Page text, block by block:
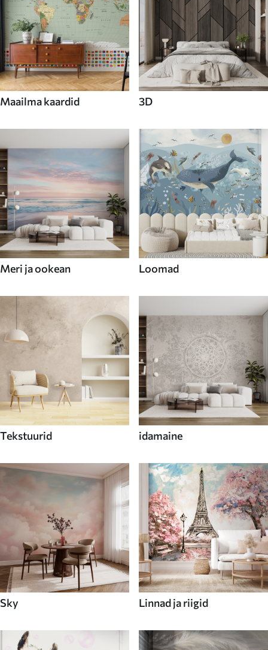
Maailma kaardid 3D
Meri ja ookean Loomad
Tekstuurid idamaine
Sky Linnad ja riigid